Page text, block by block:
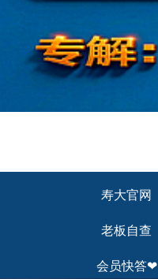
寿大官网
老板自查
会员快答❤